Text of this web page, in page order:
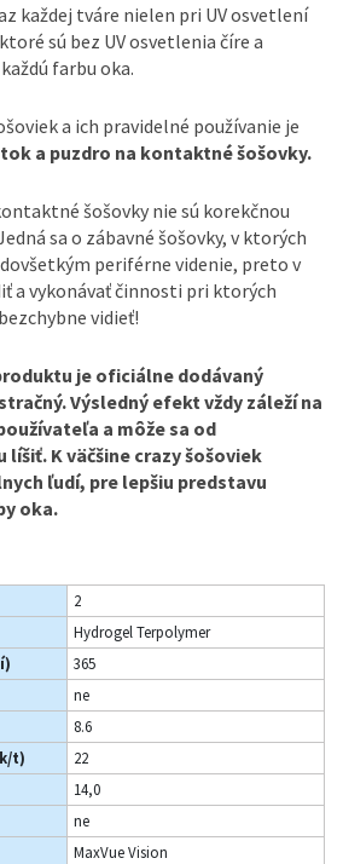
každej tváre nielen pri UV osvetlení
sú bez UV osvetlenia číre a
farbu oka.
a ich pravidelné používanie je
a puzdro na kontaktné šošovky.
šošovky nie sú korekčnou
sa o zábavné šošovky, v ktorých
periférne videnie, preto v
a vykonávať činnosti pri ktorých
vidieť!
je oficiálne dodávaný
Výsledný efekt vždy záleží na
a môže sa od
K väčšine crazy šošoviek
ľudí, pre lepšiu predstavu
oka.
2
Hydrogel Terpolymer
365
ne
8.6
t)
22
14,0
ne
MaxVue Vision